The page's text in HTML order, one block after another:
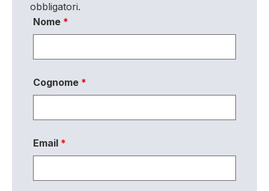
obbligatori.
Nome *
Cognome *
Email *